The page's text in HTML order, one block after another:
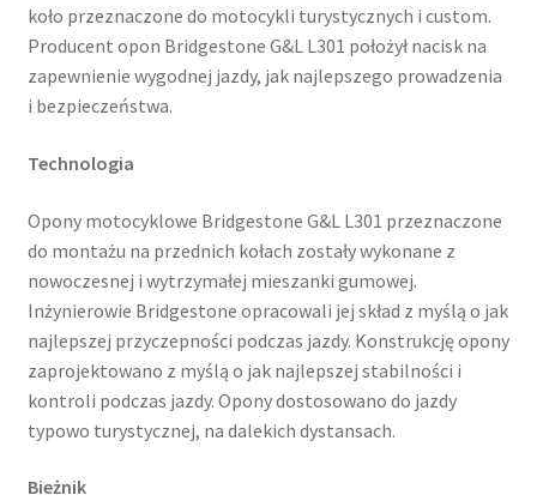
koło przeznaczone do motocykli turystycznych i custom.
Producent opon Bridgestone G&L L301 położył nacisk na
zapewnienie wygodnej jazdy, jak najlepszego prowadzenia
i bezpieczeństwa.
Technologia
Opony motocyklowe Bridgestone G&L L301 przeznaczone
do montażu na przednich kołach zostały wykonane z
nowoczesnej i wytrzymałej mieszanki gumowej.
Inżynierowie Bridgestone opracowali jej skład z myślą o jak
najlepszej przyczepności podczas jazdy. Konstrukcję opony
zaprojektowano z myślą o jak najlepszej stabilności i
kontroli podczas jazdy. Opony dostosowano do jazdy
typowo turystycznej, na dalekich dystansach.
Bieżnik